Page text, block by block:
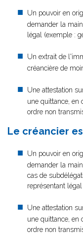
Un pouvoir en
demander la
légal (exemple :
Un extrait de
créancière de
Une attestation
une quittance, en
ordre non
Le créancier
Un pouvoir en
demander la
cas de
représentant
Une attestation
une quittance, en
ordre non